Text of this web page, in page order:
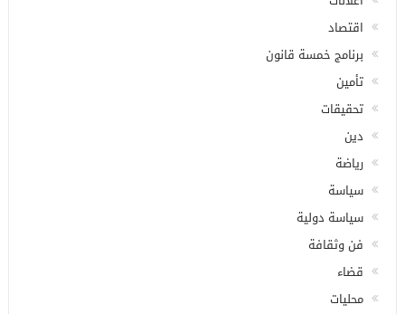
اقتصاد
برنامج خمسة قانون
تأمين
تحقيقات
دين
رياضة
سياسة
سياسة دولية
فن وثقافة
قضاء
محليات